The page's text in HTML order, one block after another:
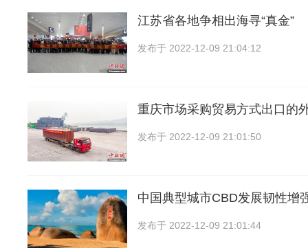
江苏省各地争相出海寻“真金”
发布于 2022-12-09 21:04:12
重庆市场采购贸易方式出口的
发布于 2022-12-09 21:01:50
中国典型城市CBD发展韧性增
发布于 2022-12-09 21:01:44